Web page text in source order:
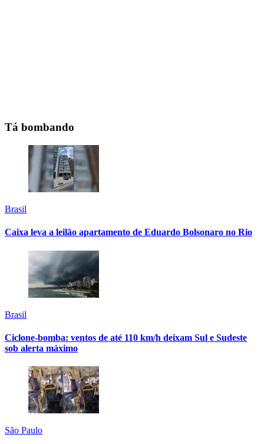
Tá bombando
Brasil
Caixa leva a leilão apartamento de Eduardo Bolsonaro no Rio
Brasil
Ciclone-bomba: ventos de até 110 km/h deixam Sul e Sudeste
sob alerta máximo
São Paulo